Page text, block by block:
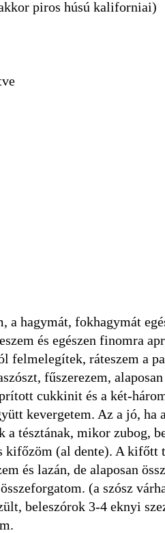
piros húsú kaliforniai)
a hagymát, fokhagymát
és egészen finomra
felmelegítek, ráteszem a
fűszerezem,
cukkinit és a két-
kevergetem. Az a jó, ha
tésztának, mikor zubog,
kifőzöm (al dente). A
és lazán, de alaposan
(a szósz
beleszórok 3-4 eknyi